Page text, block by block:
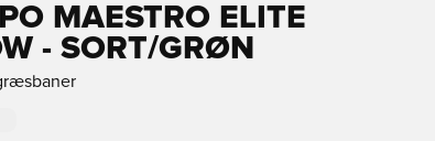
MAESTRO ELITE
- SORT/GRØN